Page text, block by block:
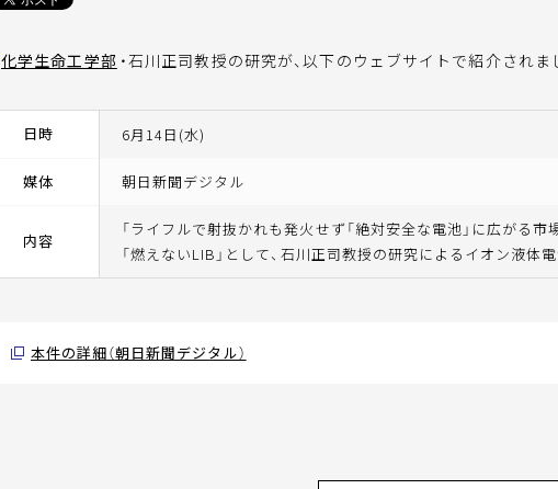
化学生命工学部 ・石川正司教授の研究が、以下のウェブサイトで紹介されま
日時 6月14日(水)
媒体 朝日新聞デジタル
内容
「ライフルで射抜かれも発火せず「絶対安全な電池」に広がる市
「燃えないLIB」として、石川正司教授の研究によるイオン液体
本件の詳細（朝日新聞デジタル）